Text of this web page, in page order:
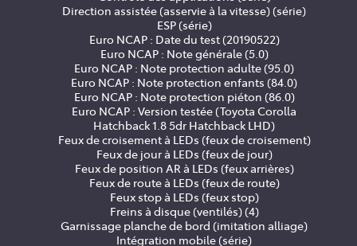
Direction assistée (asservie à la vitesse) (série)
ESP (série)
Euro NCAP : Date du test (20190522)
Euro NCAP : Note générale (5.0)
Euro NCAP : Note protection adulte (95.0)
Euro NCAP : Note protection enfants (84.0)
Euro NCAP : Note protection piéton (86.0)
Euro NCAP : Version testée (Toyota Corolla
Hatchback 1.8 5dr Hatchback LHD)
Feux de croisement à LEDs (feux de croisement)
Feux de jour à LEDs (feux de jour)
Feux de position AR à LEDs (feux arrières)
Feux de route à LEDs (feux de route)
Feux stop à LEDs (feux stop)
Freins à disque (ventilés) (4)
Garnissage planche de bord (imitation alliage)
Intégration mobile (série)